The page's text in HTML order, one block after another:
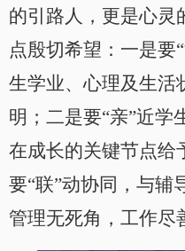
的引路人，更是心灵
点殷切希望：一是要
生学业、心理及生活
明；二是要“亲”近学
在成长的关键节点给
要“联”动协同，与辅
管理无死角，工作尽